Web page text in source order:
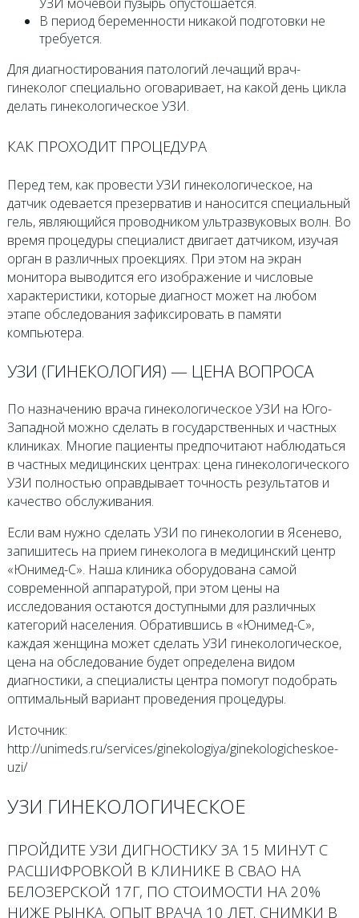
УЗИ мочевой пузырь опустошается.
В период беременности никакой подготовки не
требуется.
Для диагностирования патологий лечащий врач-
гинеколог специально оговаривает, на какой день цикла
делать гинекологическое УЗИ.
КАК ПРОХОДИТ ПРОЦЕДУРА
Перед тем, как провести УЗИ гинекологическое, на
датчик одевается презерватив и наносится специальный
гель, являющийся проводником ультразвуковых волн. Во
время процедуры специалист двигает датчиком, изучая
орган в различных проекциях. При этом на экран
монитора выводится его изображение и числовые
характеристики, которые диагност может на любом
этапе обследования зафиксировать в памяти
компьютера.
УЗИ (ГИНЕКОЛОГИЯ) — ЦЕНА ВОПРОСА
По назначению врача гинекологическое УЗИ на Юго-
Западной можно сделать в государственных и частных
клиниках. Многие пациенты предпочитают наблюдаться
в частных медицинских центрах: цена гинекологического
УЗИ полностью оправдывает точность результатов и
качество обслуживания.
Если вам нужно сделать УЗИ по гинекологии в Ясенево,
запишитесь на прием гинеколога в медицинский центр
«Юнимед-С». Наша клиника оборудована самой
современной аппаратурой, при этом цены на
исследования остаются доступными для различных
категорий населения. Обратившись в «Юнимед-С»,
каждая женщина может сделать УЗИ гинекологическое,
цена на обследование будет определена видом
диагностики, а специалисты центра помогут подобрать
оптимальный вариант проведения процедуры.
Источник:
http://unimeds.ru/services/ginekologiya/ginekologicheskoe-
uzi/
УЗИ ГИНЕКОЛОГИЧЕСКОЕ
ПРОЙДИТЕ УЗИ ДИГНОСТИКУ ЗА 15 МИНУТ С
РАСШИФРОВКОЙ В КЛИНИКЕ В СВАО НА
БЕЛОЗЕРСКОЙ 17Г, ПО СТОИМОСТИ НА 20%
НИЖЕ РЫНКА. ОПЫТ ВРАЧА 10 ЛЕТ. СНИМКИ В